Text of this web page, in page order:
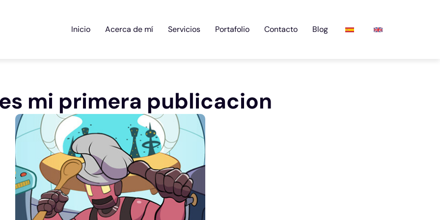
Inicio Acerca de mí Servicios Portafolio Contacto Blog
mi primera publicacion